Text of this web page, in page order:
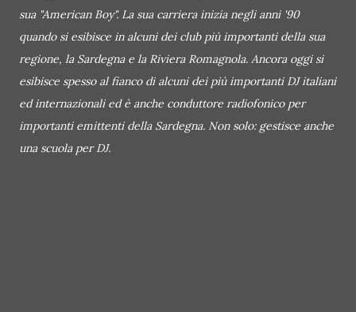
sua "American Boy". La sua carriera inizia negli anni '90
quando si esibisce in alcuni dei club più importanti della sua
regione, la Sardegna e la Riviera Romagnola. Ancora oggi si
esibisce spesso al fianco di alcuni dei più importanti DJ italiani
ed internazionali ed è anche conduttore radiofonico per
importanti emittenti della Sardegna. Non solo: gestisce anche
una scuola per DJ.